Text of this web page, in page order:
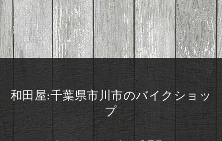
和田屋:千葉県市川市のバイクショッ
プ